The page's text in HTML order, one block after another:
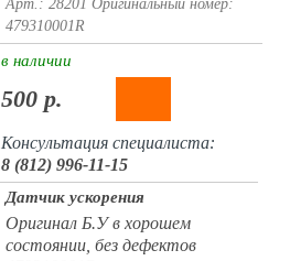
Арт.: 28201 Оригинальный номер:
479310001R
в наличии
500 р.
Консультация специалиста:
8 (812) 996-11-15
Датчик ускорения
Оригинал Б.У в хорошем
состоянии, без дефектов